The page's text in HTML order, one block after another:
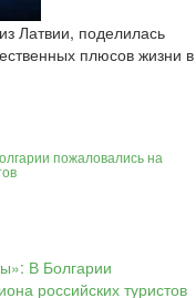
Латвии, поделилась
плюсов жизни в
пожаловались на